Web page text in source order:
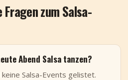
zum Salsa-
Abend Salsa tanzen?
Salsa-Events gelistet.